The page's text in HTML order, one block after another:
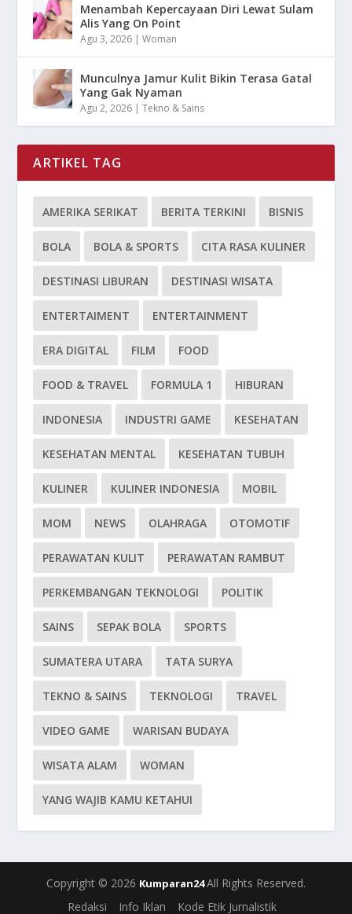
Menambah Kepercayaan Diri Lewat Sulam
Alis Yang On Point
Agu 3, 2026 |Woman
Munculnya Jamur Kulit Bikin Terasa Gatal
Yang Gak Nyaman
Agu 2, 2026 |Tekno & Sains
ARTIKEL TAG
AMERIKA SERIKAT BERITA TERKINI BISNIS
BOLA BOLA & SPORTS CITA RASA KULINER
DESTINASI LIBURAN DESTINASI WISATA
ENTERTAIMENT ENTERTAINMENT
ERA DIGITAL FILM FOOD
FOOD & TRAVEL FORMULA 1 HIBURAN
INDONESIA INDUSTRI GAME KESEHATAN
KESEHATAN MENTAL KESEHATAN TUBUH
KULINER KULINER INDONESIA MOBIL
MOM NEWS OLAHRAGA OTOMOTIF
PERAWATAN KULIT PERAWATAN RAMBUT
PERKEMBANGAN TEKNOLOGI POLITIK
SAINS SEPAK BOLA SPORTS
SUMATERA UTARA TATA SURYA
TEKNO & SAINS TEKNOLOGI TRAVEL
VIDEO GAME WARISAN BUDAYA
WISATA ALAM WOMAN
YANG WAJIB KAMU KETAHUI
Copyright © 2026 Kumparan24All Rights Reserved.
Redaksi
Info Iklan Kode Etik Jurnalistik